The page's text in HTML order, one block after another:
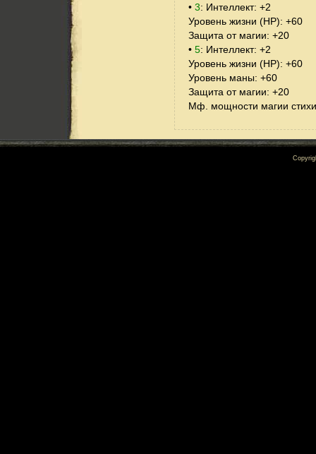
• 3: Интеллект: +2
Уровень жизни (HP): +60
Защита от магии: +20
• 5: Интеллект: +2
Уровень жизни (HP): +60
Уровень маны: +60
Защита от магии: +20
Мф. мощности магии